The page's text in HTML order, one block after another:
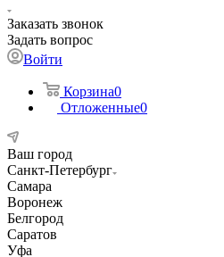
Заказать звонок
Задать вопрос
Войти
Корзина0
Отложенные0
Ваш город
Санкт-Петербург
Самара
Воронеж
Белгород
Саратов
Уфа